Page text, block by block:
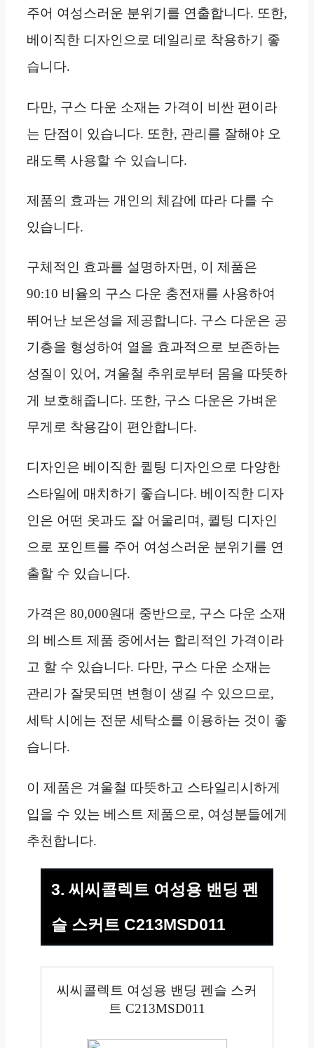
주어 여성스러운 분위기를 연출합니다. 또한,
베이직한 디자인으로 데일리로 착용하기 좋
습니다.
다만, 구스 다운 소재는 가격이 비싼 편이라
는 단점이 있습니다. 또한, 관리를 잘해야 오
래도록 사용할 수 있습니다.
제품의 효과는 개인의 체감에 따라 다를 수
있습니다.
구체적인 효과를 설명하자면, 이 제품은
90:10 비율의 구스 다운 충전재를 사용하여
뛰어난 보온성을 제공합니다. 구스 다운은 공
기층을 형성하여 열을 효과적으로 보존하는
성질이 있어, 겨울철 추위로부터 몸을 따뜻하
게 보호해줍니다. 또한, 구스 다운은 가벼운
무게로 착용감이 편안합니다.
디자인은 베이직한 퀼팅 디자인으로 다양한
스타일에 매치하기 좋습니다. 베이직한 디자
인은 어떤 옷과도 잘 어울리며, 퀼팅 디자인
으로 포인트를 주어 여성스러운 분위기를 연
출할 수 있습니다.
가격은 80,000원대 중반으로, 구스 다운 소재
의 베스트 제품 중에서는 합리적인 가격이라
고 할 수 있습니다. 다만, 구스 다운 소재는
관리가 잘못되면 변형이 생길 수 있으므로,
세탁 시에는 전문 세탁소를 이용하는 것이 좋
습니다.
이 제품은 겨울철 따뜻하고 스타일리시하게
입을 수 있는 베스트 제품으로, 여성분들에게
추천합니다.
3. 씨씨콜렉트 여성용 밴딩 펜
슬 스커트 C213MSD011
씨씨콜렉트 여성용 밴딩 펜슬 스커
트 C213MSD011